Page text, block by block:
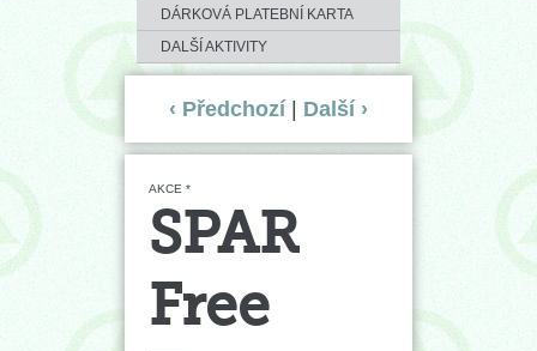
DÁRKOVÁ PLATEBNÍ KARTA
DALŠÍ AKTIVITY
‹ Předchozí Další ›
AKCE *
SPAR
Free